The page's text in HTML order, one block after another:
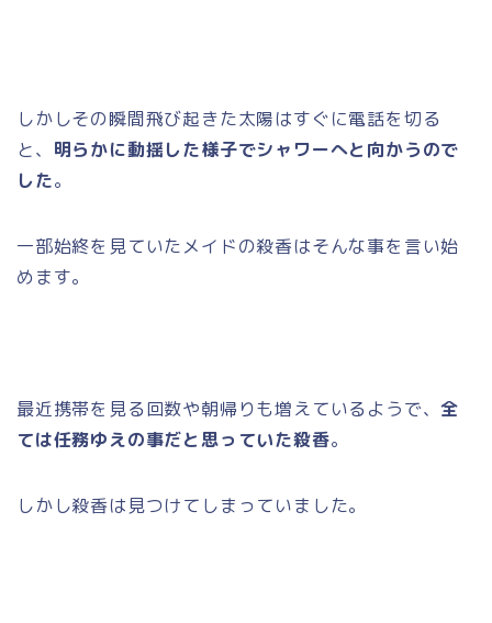
しかしその瞬間飛び起きた太陽はすぐに電話を切る
と、 明らかに動揺した様子でシャワーへと向かうので
した。
一部始終を見ていたメイドの殺香はそんな事を言い始
めます。
最近携帯を見る回数や朝帰りも増えているようで、全
ては任務ゆえの事だと思っていた殺香。
しかし殺香は見つけてしまっていました。